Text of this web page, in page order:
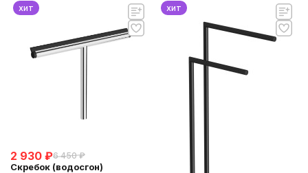
хит
2 930 ₽6 450 ₽
Скребок (водосгон)
хит